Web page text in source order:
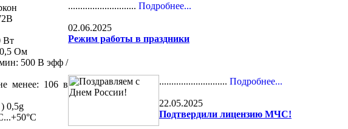
Вт
0,5 Ом
мин: 500 В эфф /
менее: 106 в
0,5g
............................ Подробнее...
02.06.2025
Режим работы в праздники
............................ Подробнее...
22.05.2025
Подтвердили лицензию МЧС!